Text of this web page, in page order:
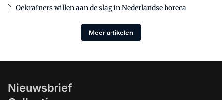
Oekraïners willen aan de slag in Nederlandse horeca
Meer artikelen
Nieuwsbrief